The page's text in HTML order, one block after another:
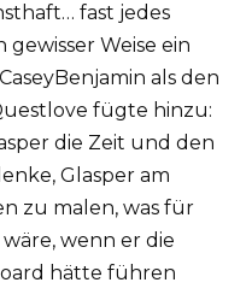
fast jedes
gewisser Weise ein
als den
fügte hinzu:
die Zeit und den
Glasper am
zu malen, was für
wenn er die
hätte führen